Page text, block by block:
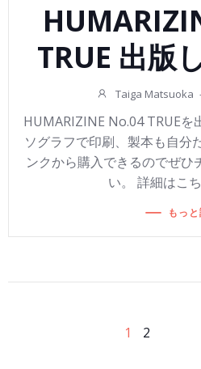
TRUE 出版
Taiga Matsuoka
HUMARIZINE No.04 TRUEを
ソグラフで印刷、製本も自分
ンクから購入できるのでぜひ
い。 詳細はこ
もっ
ペ1
ペ
2